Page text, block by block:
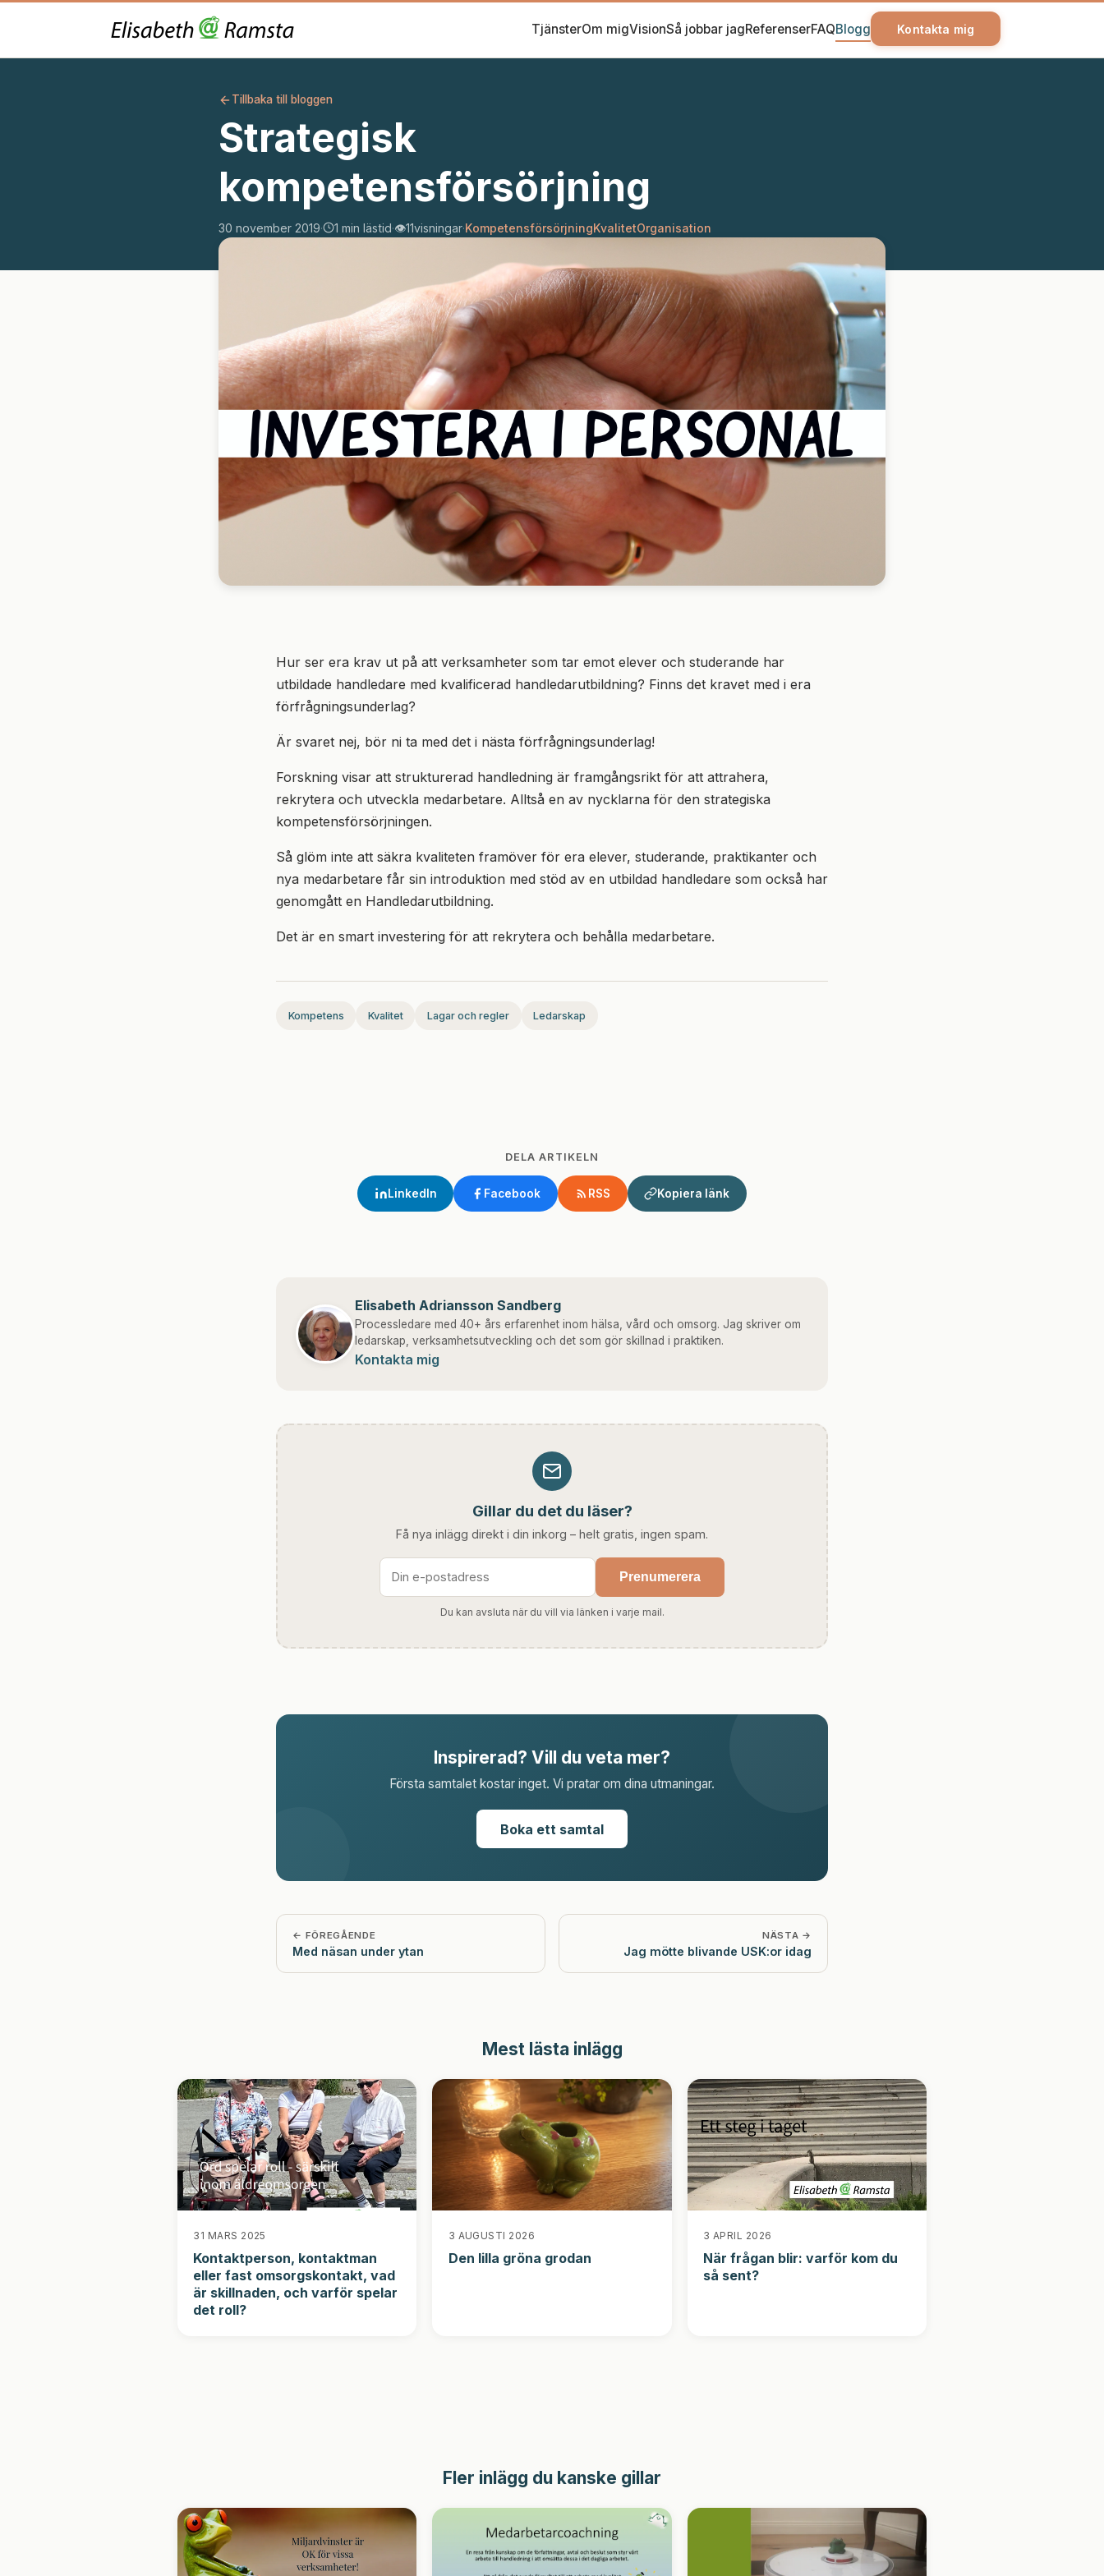
TjänsterOm migVisionSå jobbar jagReferenserFAQBlogg Kontakta mig
Tillbaka till bloggen
Strategisk
kompetensförsörjning
30 november 2019· 1 min lästid·👁️11visningar·KompetensförsörjningKvalitetOrganisation
Hur ser era krav ut på att verksamheter som tar emot elever och studerande har
utbildade handledare med kvalificerad handledarutbildning? Finns det kravet med i era
förfrågningsunderlag?
Är svaret nej, bör ni ta med det i nästa förfrågningsunderlag!
Forskning visar att strukturerad handledning är framgångsrikt för att attrahera,
rekrytera och utveckla medarbetare. Alltså en av nycklarna för den strategiska
kompetensförsörjningen.
Så glöm inte att säkra kvaliteten framöver för era elever, studerande, praktikanter och
nya medarbetare får sin introduktion med stöd av en utbildad handledare som också har
genomgått en Handledarutbildning.
Det är en smart investering för att rekrytera och behålla medarbetare.
Kompetens Kvalitet Lagar och regler Ledarskap
DELA ARTIKELN
LinkedIn Facebook RSS Kopiera länk
Elisabeth Adriansson Sandberg
Processledare med 40+ års erfarenhet inom hälsa, vård och omsorg. Jag skriver om
ledarskap, verksamhetsutveckling och det som gör skillnad i praktiken.
Kontakta mig
Gillar du det du läser?
Få nya inlägg direkt i din inkorg – helt gratis, ingen spam.
Prenumerera
Du kan avsluta när du vill via länken i varje mail.
Inspirerad? Vill du veta mer?
Första samtalet kostar inget. Vi pratar om dina utmaningar.
Boka ett samtal
← FÖREGÅENDE
Med näsan under ytan
NÄSTA →
Jag mötte blivande USK:or idag
Mest lästa inlägg
31 MARS 2025
Kontaktperson, kontaktman
eller fast omsorgskontakt, vad
är skillnaden, och varför spelar
det roll?
3 AUGUSTI 2026
Den lilla gröna grodan
3 APRIL 2026
När frågan blir: varför kom du
så sent?
Fler inlägg du kanske gillar